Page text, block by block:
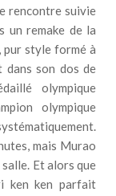
rencontre suivie
un remake de la
pur style formé à
dans son dos de
olympique
olympique
mais Murao
Et alors que
ken ken parfait